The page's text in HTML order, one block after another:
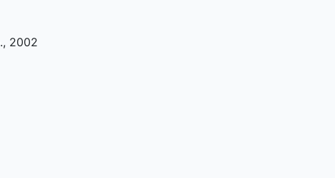
., 2002